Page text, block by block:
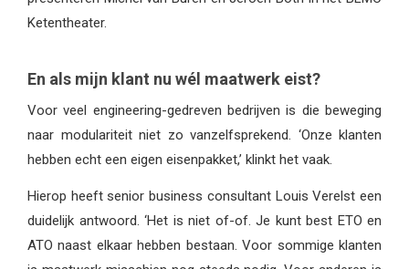
Ketentheater.
En als mijn klant nu wél maatwerk eist?
Voor veel engineering-gedreven bedrijven is die beweging
naar modulariteit niet zo vanzelfsprekend. ‘Onze klanten
hebben echt een eigen eisenpakket,’ klinkt het vaak.
Hierop heeft senior business consultant Louis Verelst een
duidelijk antwoord. ‘Het is niet of-of. Je kunt best ETO en
ATO naast elkaar hebben bestaan. Voor sommige klanten